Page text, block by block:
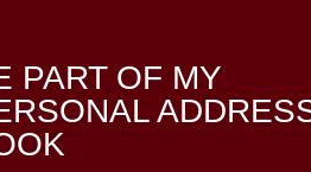
PART OF MY